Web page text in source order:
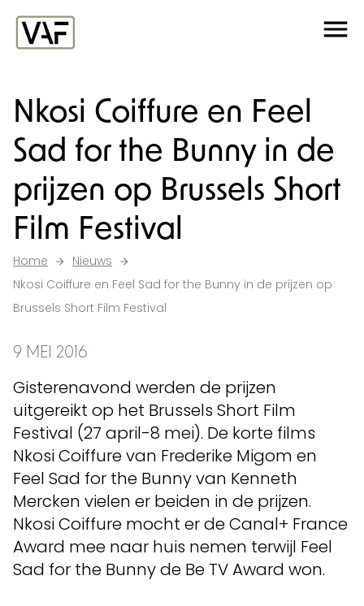
Ga verder naar de inhoud
Nkosi Coiffure en Feel
Sad for the Bunny in de
prijzen op Brussels Short
Film Festival
Home
Nieuws
Nkosi Coiffure en Feel Sad for the Bunny in de prijzen op
Brussels Short Film Festival
9 MEI 2016
Gisterenavond werden de prijzen
uitgereikt op het Brussels Short Film
Festival (27 april-8 mei). De korte films
Nkosi Coiffure van Frederike Migom en
Feel Sad for the Bunny van Kenneth
Mercken vielen er beiden in de prijzen.
Nkosi Coiffure mocht er de Canal+ France
Award mee naar huis nemen terwijl Feel
Sad for the Bunny de Be TV Award won.